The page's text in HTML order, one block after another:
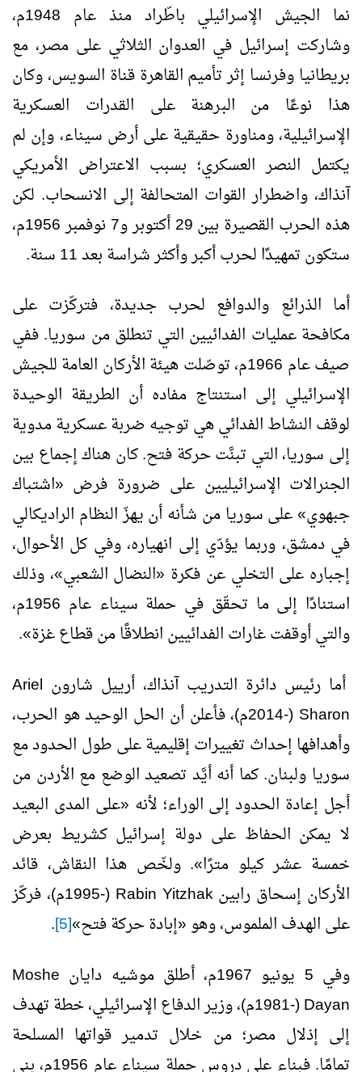
نما الجيش الإسرائيلي باطّراد منذ عام 1948م،
وشاركت إسرائيل في العدوان الثلاثي على مصر، مع
بريطانيا وفرنسا إثر تأميم القاهرة قناة السويس، وكان
هذا نوعًا من البرهنة على القدرات العسكرية
الإسرائيلية، ومناورة حقيقية على أرض سيناء، وإن لم
يكتمل النصر العسكري؛ بسبب الاعتراض الأمريكي
آنذاك، واضطرار القوات المتحالفة إلى الانسحاب. لكن
هذه الحرب القصيرة بين 29 أكتوبر و7 نوفمبر 1956م،
ستكون تمهيدًا لحرب أكبر وأكثر شراسة بعد 11 سنة.
أما الذرائع والدوافع لحرب جديدة، فتركّزت على
مكافحة عمليات الفدائيين التي تنطلق من سوريا. ففي
صيف عام 1966م، توصّلت هيئة الأركان العامة للجيش
الإسرائيلي إلى استنتاج مفاده أن الطريقة الوحيدة
لوقف النشاط الفدائي هي توجيه ضربة عسكرية مدوية
إلى سوريا، التي تبنَّت حركة فتح. كان هناك إجماع بين
الجنرالات الإسرائيليين على ضرورة فرض «اشتباك
جبهوي» على سوريا من شأنه أن يهزّ النظام الراديكالي
في دمشق، وربما يؤدّي إلى انهياره، وفي كل الأحوال،
إجباره على التخلي عن فكرة «النضال الشعبي»، وذلك
استنادًا إلى ما تحقّق في حملة سيناء عام 1956م،
والتي أوقفت غارات الفدائيين انطلاقًا من قطاع غزة».
أما رئيس دائرة التدريب آنذاك، أرييل شارون Ariel
Sharon
(-2014م)، فأعلن أن الحل الوحيد هو الحرب،
وأهدافها إحداث تغييرات إقليمية على طول الحدود مع
سوريا ولبنان. كما أنه أيَّد تصعيد الوضع مع الأردن من
أجل إعادة الحدود إلى الوراء؛ لأنه «على المدى البعيد
لا يمكن الحفاظ على دولة إسرائيل كشريط بعرض
خمسة عشر كيلو مترًا». ولخّص هذا النقاش، قائد
الأركان إسحاق رابينYitzhak
Rabin
(-1995م)، فركّز
على الهدف الملموس، وهو «إبادة حركة فتح»[5]
.
وفي 5 يونيو 1967م، أطلق موشيه دايان
Moshe
Dayan
(-1981م)، وزير الدفاع الإسرائيلي، خطة تهدف
إلى إذلال مصر؛ من خلال تدمير قواتها المسلحة
تمامًا. فبناء على دروس حملة سيناء عام 1956م، بنى